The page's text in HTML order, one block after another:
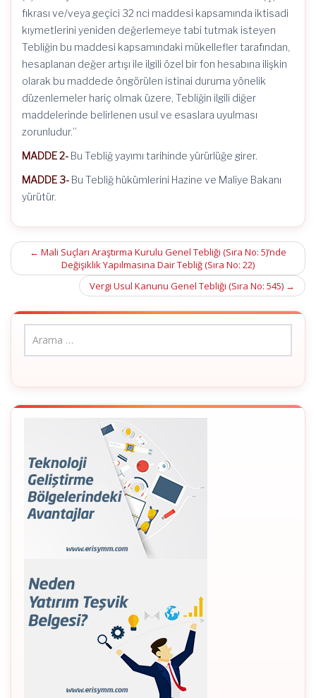
fıkrası ve/veya geçici 32 nci maddesi kapsamında iktisadi
kıymetlerini yeniden değerlemeye tabi tutmak isteyen
Tebliğin bu maddesi kapsamındaki mükellefler tarafından,
hesaplanan değer artışı ile ilgili özel bir fon hesabına ilişkin
olarak bu maddede öngörülen istinai duruma yönelik
düzenlemeler hariç olmak üzere, Tebliğin ilgili diğer
maddelerinde belirlenen usul ve esaslara uyulması
zorunludur.”
MADDE 2- Bu Tebliğ yayımı tarihinde yürürlüğe girer.
MADDE 3- Bu Tebliğ hükümlerini Hazine ve Maliye Bakanı
yürütür.
Post
navigation
← Mali Suçları Araştırma Kurulu Genel Tebliği (Sıra No: 5)’nde
Değişiklik Yapılmasına Dair Tebliğ (Sıra No: 22)
Vergi Usul Kanunu Genel Tebliği (Sıra No: 545) →